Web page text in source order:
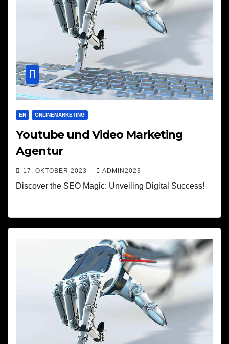
EN ONLINEMARKETING
Youtube und Video Marketing
Agentur
17. OKTOBER 2023 ADMIN2023
Discover the SEO Magic: Unveiling Digital Success!